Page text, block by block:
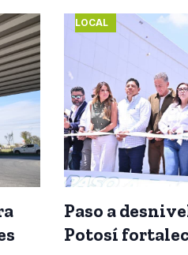
LOCAL
Paso a
Potosí